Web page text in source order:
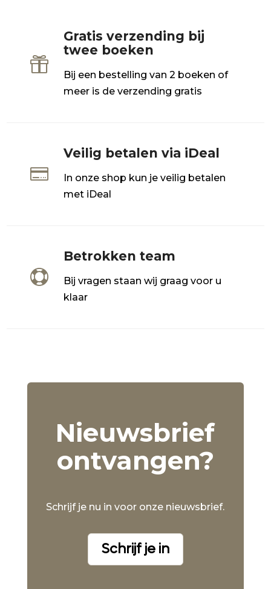

Gratis verzending bij
twee boeken
Bij een bestelling van 2 boeken of
meer is de verzending gratis

Veilig betalen via iDeal
In onze shop kun je veilig betalen
met iDeal

Betrokken team
Bij vragen staan wij graag voor u
klaar
Nieuwsbrief
ontvangen?
Schrijf je nu in voor onze nieuwsbrief.
Schrijf je in